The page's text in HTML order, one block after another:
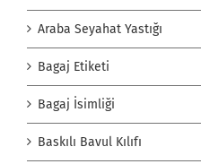
Araba Seyahat Yastığı
Bagaj Etiketi
Bagaj İsimliği
Baskılı Bavul Kılıfı